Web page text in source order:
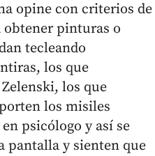
opine con criterios de
obtener pinturas o
tecleando
los que
los que
los misiles
psicólogo y así se
pantalla y sienten que